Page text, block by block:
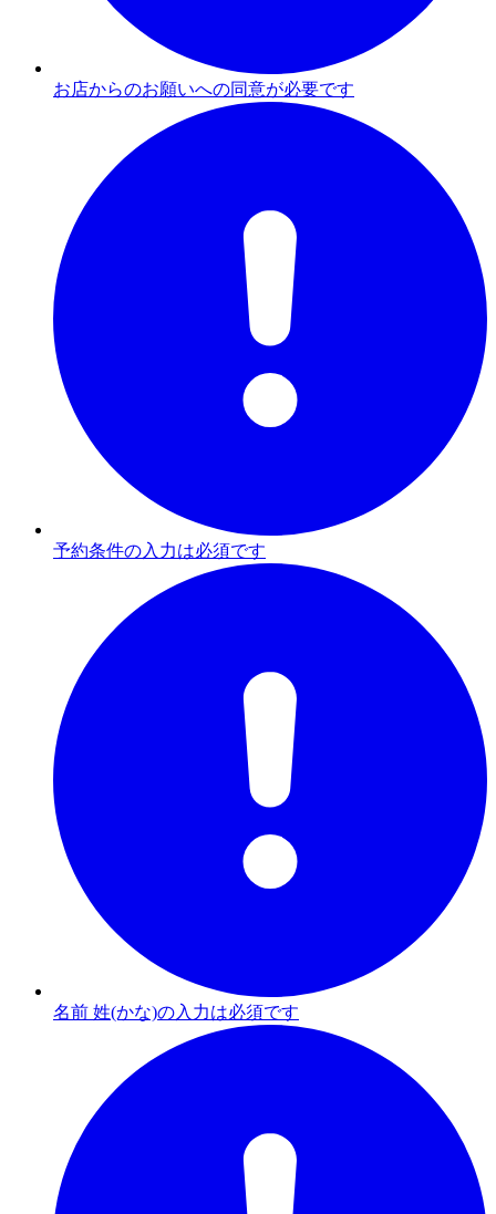
お店からのお願いへの同意が必要です
予約条件の入力は必須です
名前 姓(かな)の入力は必須です